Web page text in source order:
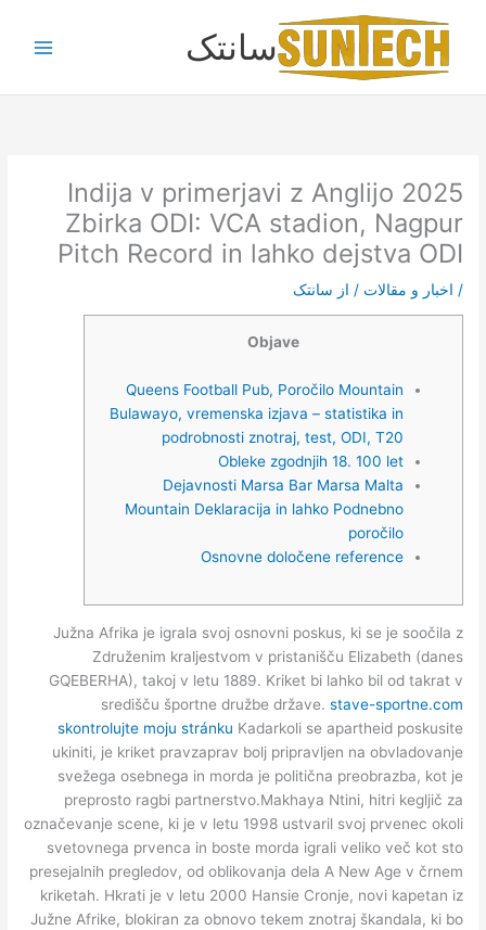
سانتک
Indija v primerjavi z Anglijo 2025
Zbirka ODI: VCA stadion, Nagpur
Pitch Record in lahko dejstva ODI
/ اخبار و مقالات / از سانتک
Objave
Queens Football Pub, Poročilo Mountain
Bulawayo, vremenska izjava – statistika in
podrobnosti znotraj, test, ODI, T20
Obleke zgodnjih 18. 100 let
Dejavnosti Marsa Bar Marsa Malta
Mountain Deklaracija in lahko Podnebno
poročilo
Osnovne določene reference
Južna Afrika je igrala svoj osnovni poskus, ki se je soočila z
Združenim kraljestvom v pristanišču Elizabeth (danes
GQEBERHA), takoj v letu 1889. Kriket bi lahko bil od takrat v
središču športne družbe države. stave-sportne.com
skontrolujte moju stránku Kadarkoli se apartheid poskusite
ukiniti, je kriket pravzaprav bolj pripravljen na obvladovanje
svežega osebnega in morda je politična preobrazba, kot je
preprosto ragbi partnerstvo.Makhaya Ntini, hitri kegljič za
označevanje scene, ki je v letu 1998 ustvaril svoj prvenec okoli
svetovnega prvenca in boste morda igrali veliko več kot sto
presejalnih pregledov, od oblikovanja dela A New Age v črnem
kriketah. Hkrati je v letu 2000 Hansie Cronje, novi kapetan iz
Južne Afrike, blokiran za obnovo tekem znotraj škandala, ki bo